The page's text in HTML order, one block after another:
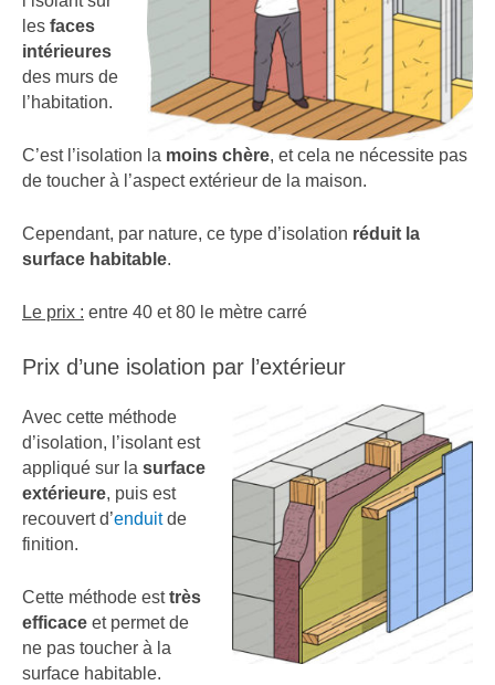
les faces
intérieures
des murs de
l’habitation.
C’est l’isolation la moins chère, et cela ne nécessite pas
de toucher à l’aspect extérieur de la maison.
Cependant, par nature, ce type d’isolation réduit la
surface habitable.
Le prix : entre 40 et 80 le mètre carré
Prix d’une isolation par l’extérieur
Avec cette méthode
d’isolation, l’isolant est
appliqué sur la surface
extérieure, puis est
recouvert d’enduitde
finition.
Cette méthode esttrès
efficace et permet de
ne pas toucher à la
surface habitable.